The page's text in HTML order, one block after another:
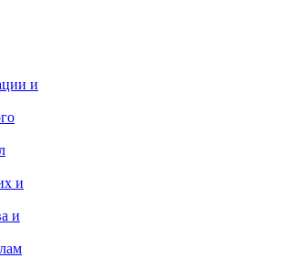
и
и
и